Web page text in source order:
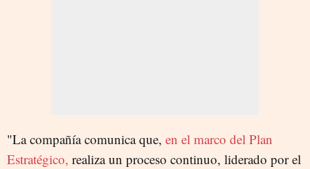
"La compañía comunica que, en el marco del Plan
Estratégico, realiza un proceso continuo, liderado por el